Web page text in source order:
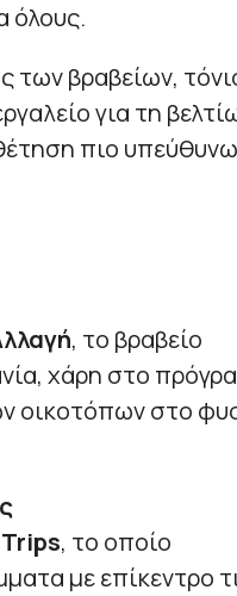
όλους.
βραβείων,
για τη
πιο
, το βραβείο
χάρη στο
οικοτόπων στο
, το οποίο
με επίκεντρο